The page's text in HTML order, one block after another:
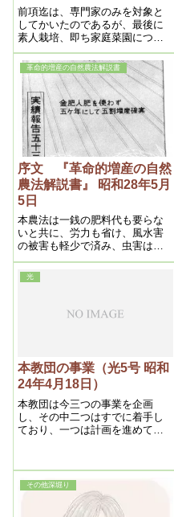
前項迄は、専門家のみを対象と
してかいたのであるが、最後に
素人栽培、即ち家庭菜園につい
てかいてみる
革命的増産の自然農法解説書
序文 『革命的増産の自然
農法解説書』 昭和28年5月
5日
本農法は一銭の肥料代も要らな
いと共に、労力も省け、風水害
の被害も軽少で済み、虫害は何
分の一に激減する等、一石数鳥
の効果があるから、この実行に
よって農民の経済問題は一掃さ
益は、一ヵ年何千億に上るか計
光
本教団の事業（光5号 昭和
24年4月18日）
本教団は今三つの事業を企画
し、その中二つはすでに着手し
ており、一つは計画を進めてい
その他深堀り